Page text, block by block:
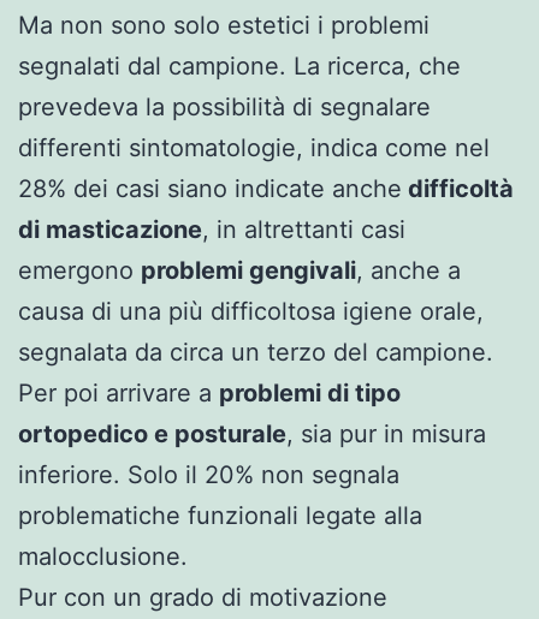
Ma non sono solo estetici i problemi
segnalati dal campione. La ricerca, che
prevedeva la possibilità di segnalare
differenti sintomatologie, indica come nel
28% dei casi siano indicate anche difficoltà
di masticazione, in altrettanti casi
emergono problemi gengivali, anche a
causa di una più difficoltosa igiene orale,
segnalata da circa un terzo del campione.
Per poi arrivare a problemi di tipo
ortopedico e posturale, sia pur in misura
inferiore. Solo il 20% non segnala
problematiche funzionali legate alla
malocclusione.
Pur con un grado di motivazione